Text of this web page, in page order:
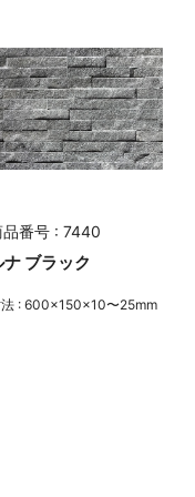
品番号 : 7440
ナ ブラック
: 600×150×10〜25mm